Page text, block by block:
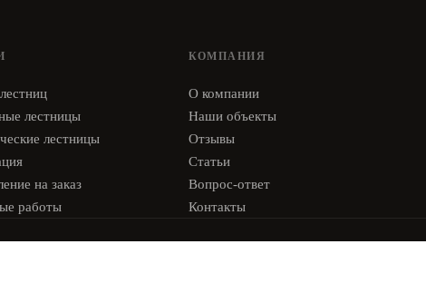
лестницы
лестницы
на заказ
работы
КОМПАНИЯ
О компании
Наши объекты
Отзывы
Статьи
Вопрос-ответ
Контакты